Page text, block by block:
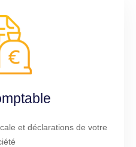
et déclarations de votre